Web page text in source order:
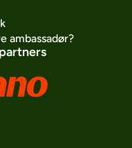
ambassadør?